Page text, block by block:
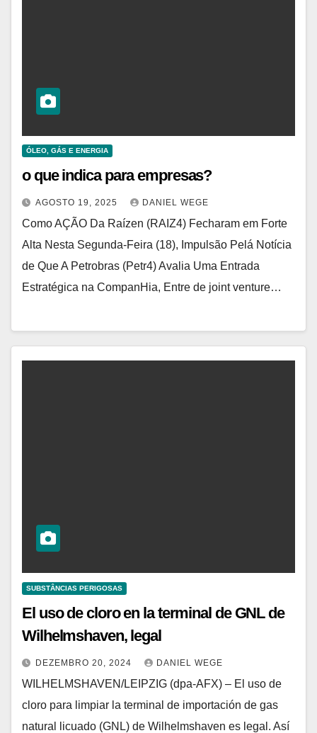
ÓLEO, GÁS E ENERGIA
o que indica para empresas?
AGOSTO 19, 2025 DANIEL WEGE
Como AÇÃO Da Raízen (RAIZ4) Fecharam em Forte
Alta Nesta Segunda-Feira (18), Impulsão Pelá Notícia
de Que A Petrobras (Petr4) Avalia Uma Entrada
Estratégica na CompanHia, Entre de joint venture…
SUBSTÂNCIAS PERIGOSAS
El uso de cloro en la terminal de GNL de
Wilhelmshaven, legal
DEZEMBRO 20, 2024 DANIEL WEGE
WILHELMSHAVEN/LEIPZIG (dpa-AFX) – El uso de
cloro para limpiar la terminal de importación de gas
natural licuado (GNL) de Wilhelmshaven es legal. Así